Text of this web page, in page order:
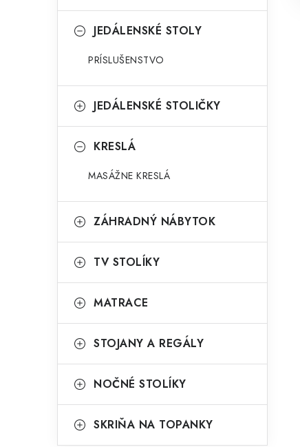
JEDÁLENSKÉ STOLY
PRÍSLUŠENSTVO
JEDÁLENSKÉ STOLIČKY
KRESLÁ
MASÁŽNE KRESLÁ
ZÁHRADNÝ NÁBYTOK
TV STOLÍKY
MATRACE
STOJANY A REGÁLY
NOČNÉ STOLÍKY
SKRIŇA NA TOPANKY